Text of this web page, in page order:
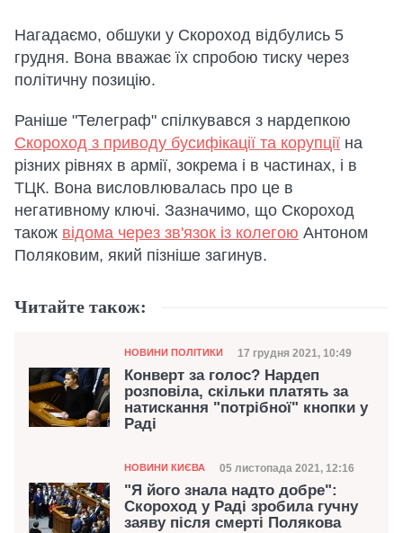
Нагадаємо, обшуки у Скороход відбулись 5
грудня. Вона вважає їх спробою тиску через
політичну позицію.
Раніше "Телеграф" спілкувався з нардепкою
Скороход з приводу бусифікації та корупції на
різних рівнях в армії, зокрема і в частинах, і в
ТЦК. Вона висловлювалась про це в
негативному ключі. Зазначимо, що Скороход
також відома через зв'язок із колегою Антоном
Поляковим, який пізніше загинув.
Читайте також:
Категорія
НОВИНИ ПОЛІТИКИ Дата публікації
17 грудня 2021, 10:49
Конверт за голос? Нардеп
розповіла, скільки платять за
натискання "потрібної" кнопки у
Раді
Категорія
НОВИНИ КИЄВА Дата публікації
05 листопада 2021, 12:16
"Я його знала надто добре":
Скороход у Раді зробила гучну
заяву після смерті Полякова